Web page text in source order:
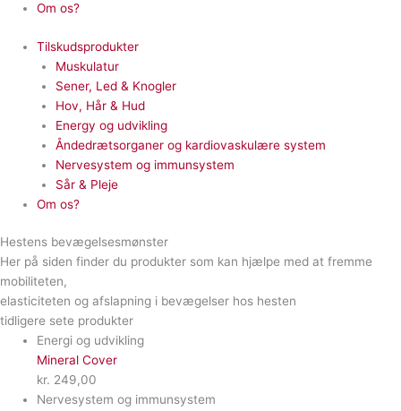
Om os?
Tilskudsprodukter
Muskulatur
Sener, Led & Knogler
Hov, Hår & Hud
Energy og udvikling
Åndedrætsorganer og kardiovaskulære system
Nervesystem og immunsystem
Sår & Pleje
Om os?
Hestens bevægelsesmønster
Her på siden finder du produkter som kan hjælpe med at fremme
mobiliteten,
elasticiteten og afslapning i bevægelser hos hesten
tidligere sete produkter
Energi og udvikling
Mineral Cover
kr. 249,00
Nervesystem og immunsystem